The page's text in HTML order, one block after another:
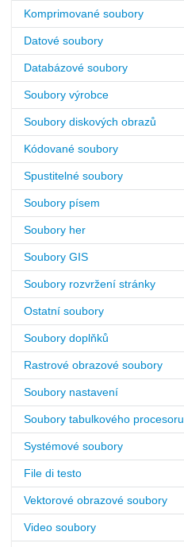
Komprimované soubory
Datové soubory
Databázové soubory
Soubory výrobce
Soubory diskových obrazů
Kódované soubory
Spustitelné soubory
Soubory písem
Soubory her
Soubory GIS
Soubory rozvržení stránky
Ostatní soubory
Soubory doplňků
Rastrové obrazové soubory
Soubory nastavení
Soubory tabulkového procesoru
Systémové soubory
File di testo
Vektorové obrazové soubory
Video soubory